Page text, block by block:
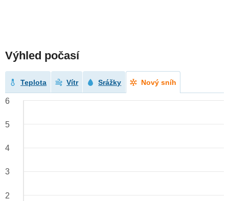
Výhled počasí
Teplota Vítr Srážky Nový sníh
6
5
4
3
2